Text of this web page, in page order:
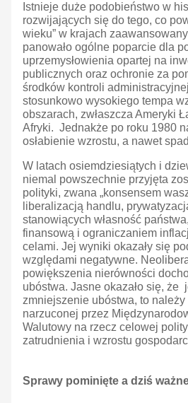
Istnieje duże podobieństwo w
rozwijających się do tego, co
wieku” w krajach
panowało ogólne poparcie dla
uprzemysłowienia opartej na
publicznych oraz ochronie za
środków kontroli
stosunkowo wysokiego tempa
obszarach, zwłaszcza Ameryki
Afryki. Jednakże po roku 1980
osłabienie wzrostu, a nawet
W latach osiemdziesiątych i
niemal powszechnie przyjęta
polityki, zwana „konsensem
liberalizacją handlu,
stanowiących własność
finansową i ograniczaniem
celami. Jej wyniki okazały się
względami negatywne.
powiększenia nierówności
ubóstwa. Jasne okazało się, że
zmniejszenie ubóstwa, to
narzuconej przez
Walutowy na rzecz celowej
zatrudnienia i wzrostu
Sprawy pominięte a dziś